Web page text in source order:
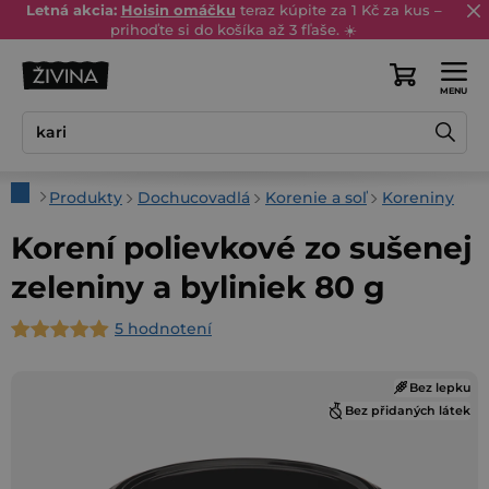
Prejsť
na
obsah
Letná akcia: Hoisin omáčku teraz kúpite za 1 Kč za kus –
prihoďte si do košíka až 3 fľaše. ☀️
Nákupný
DomovProdukty Dochucovadlá Korenie a soľ Koreniny
Korení polievkové zo sušenej
zeleniny a byliniek 80 g
Priemerné
5 hodnotení
Bez lepku
Bez přidaných látek